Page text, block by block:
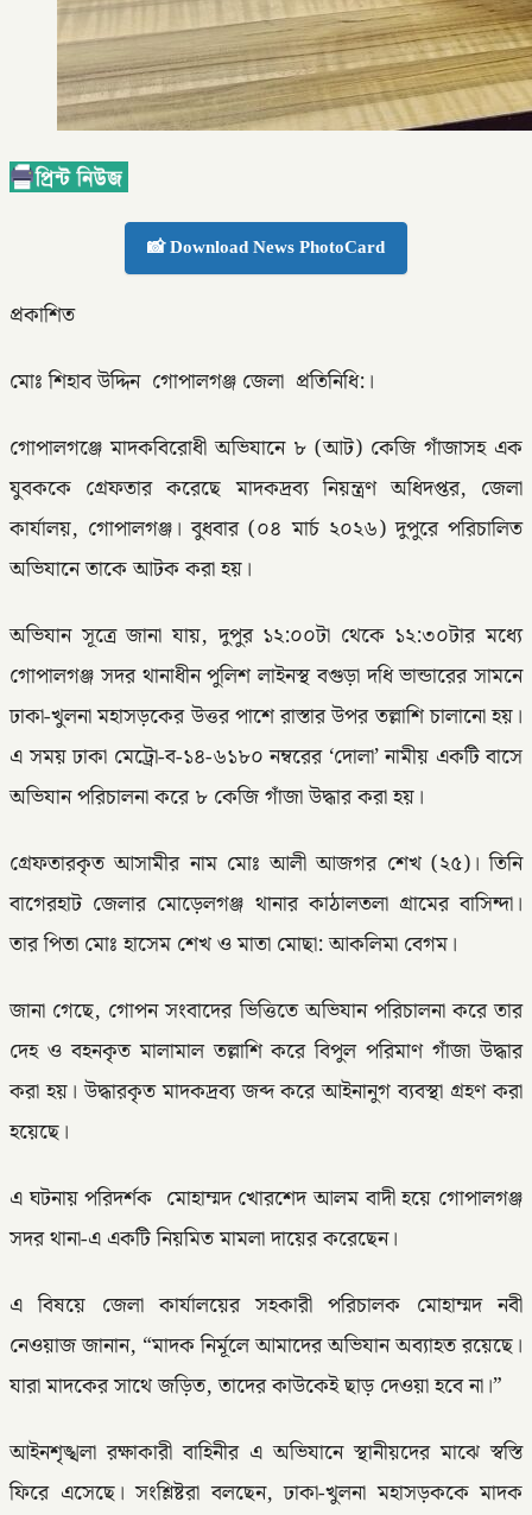
📸 Download News PhotoCard
প্রকাশিত
মোঃ শিহাব উদ্দিন গোপালগঞ্জ জেলা প্রতিনিধি:।
গোপালগঞ্জে মাদকবিরোধী অভিযানে ৮ (আট) কেজি গাঁজাসহ এক
যুবককে গ্রেফতার করেছে মাদকদ্রব্য নিয়ন্ত্রণ অধিদপ্তর, জেলা
কার্যালয়, গোপালগঞ্জ। বুধবার (০৪ মার্চ ২০২৬) দুপুরে পরিচালিত
অভিযানে তাকে আটক করা হয়।
অভিযান সূত্রে জানা যায়, দুপুর ১২:০০টা থেকে ১২:৩০টার মধ্যে
গোপালগঞ্জ সদর থানাধীন পুলিশ লাইনস্থ বগুড়া দধি ভান্ডারের সামনে
ঢাকা-খুলনা মহাসড়কের উত্তর পাশে রাস্তার উপর তল্লাশি চালানো হয়।
এ সময় ঢাকা মেট্রো-ব-১৪-৬১৮০ নম্বরের ‘দোলা’ নামীয় একটি বাসে
অভিযান পরিচালনা করে ৮ কেজি গাঁজা উদ্ধার করা হয়।
গ্রেফতারকৃত আসামীর নাম মোঃ আলী আজগর শেখ (২৫)। তিনি
বাগেরহাট জেলার মোড়েলগঞ্জ থানার কাঠালতলা গ্রামের বাসিন্দা।
তার পিতা মোঃ হাসেম শেখ ও মাতা মোছা: আকলিমা বেগম।
জানা গেছে, গোপন সংবাদের ভিত্তিতে অভিযান পরিচালনা করে তার
দেহ ও বহনকৃত মালামাল তল্লাশি করে বিপুল পরিমাণ গাঁজা উদ্ধার
করা হয়। উদ্ধারকৃত মাদকদ্রব্য জব্দ করে আইনানুগ ব্যবস্থা গ্রহণ করা
হয়েছে।
এ ঘটনায় পরিদর্শক মোহাম্মদ খোরশেদ আলম বাদী হয়ে গোপালগঞ্জ
সদর থানা-এ একটি নিয়মিত মামলা দায়ের করেছেন।
এ বিষয়ে জেলা কার্যালয়ের সহকারী পরিচালক মোহাম্মদ নবী
নেওয়াজ জানান, “মাদক নির্মূলে আমাদের অভিযান অব্যাহত রয়েছে।
যারা মাদকের সাথে জড়িত, তাদের কাউকেই ছাড় দেওয়া হবে না।”
আইনশৃঙ্খলা রক্ষাকারী বাহিনীর এ অভিযানে স্থানীয়দের মাঝে স্বস্তি
ফিরে এসেছে। সংশ্লিষ্টরা বলছেন, ঢাকা-খুলনা মহাসড়ককে মাদক